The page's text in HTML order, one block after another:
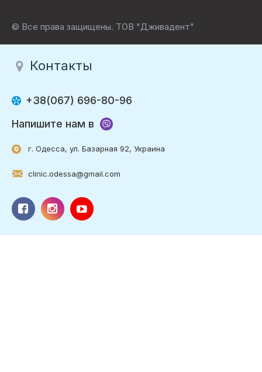
© Все права защищены. ТОВ "Дживадент"
Контакты
+38(067) 696-80-96
Напишите нам в
г. Одесса, ул. Базарная 92, Украина
clinic.odessa@gmail.com